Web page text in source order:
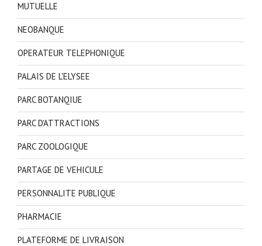
MUTUELLE
NEOBANQUE
OPERATEUR TELEPHONIQUE
PALAIS DE L'ELYSEE
PARC BOTANQIUE
PARC D'ATTRACTIONS
PARC ZOOLOGIQUE
PARTAGE DE VEHICULE
PERSONNALITE PUBLIQUE
PHARMACIE
PLATEFORME DE LIVRAISON